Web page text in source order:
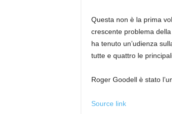
Questa non è la prima
crescente problema
ha tenuto un’udienza
tutte e quattro le
Roger Goodell è stato
Source link